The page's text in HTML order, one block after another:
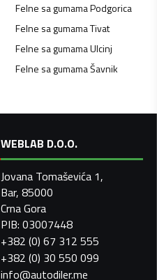
Felne sa gumamaPodgorica
Felne sa gumamaTivat
Felne sa gumamaUlcinj
Felne sa gumamaŠavnik
WEBLAB D.O.O.
Jovana Tomaševića 1,
Bar, 85000
Crna Gora
PIB: 03007448
+382 (0) 67 312 555
+382 (0) 30 550 099
info@autodiler.me